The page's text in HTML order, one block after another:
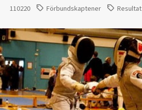
110220 Förbundskaptener Resultat